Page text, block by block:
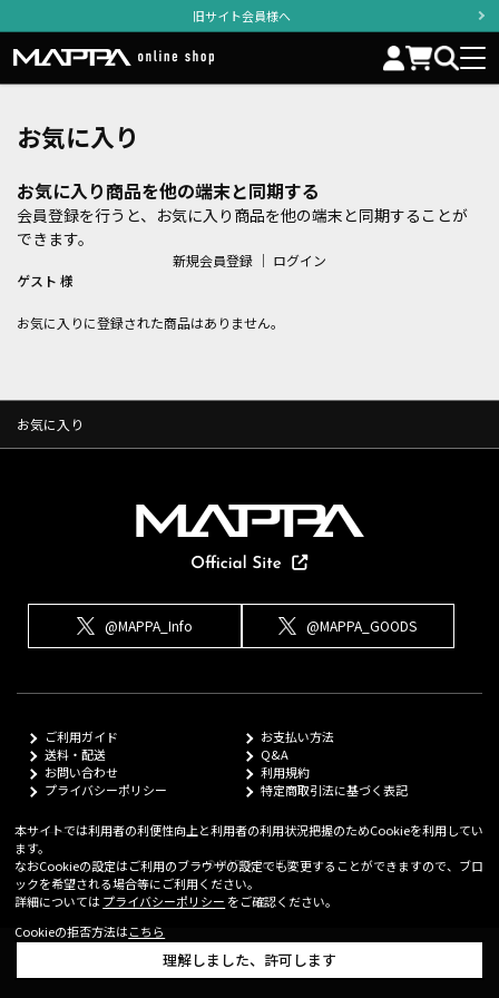
旧サイト会員様へ
お気に入り
お気に入り商品を他の端末と同期する
会員登録を行うと、お気に入り商品を他の端末と同期することが
できます。
新規会員登録 ｜ ログイン
ゲスト 様
お気に入りに登録された商品はありません。
お気に入り
@MAPPA_Info @MAPPA_GOODS
ご利用ガイド
お支払い方法
送料・配送
Q&A
お問い合わせ
利用規約
プライバシーポリシー
特定商取引法に基づく表記
© MAPPA Co.,LTD
本サイトでは利用者の利便性向上と利用者の利用状況把握のためCookieを利用してい
ます。
なおCookieの設定はご利用のブラウザの設定でも変更することができますので、ブロ
ックを希望される場合等にご利用ください。
詳細については プライバシーポリシー をご確認ください。
Cookieの拒否方法はこちら
理解しました、許可します